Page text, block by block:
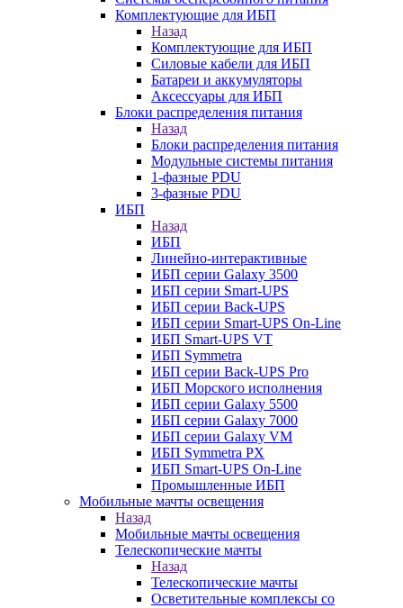
Комплектующие для ИБП
Назад
Комплектующие для ИБП
Силовые кабели для ИБП
Батареи и аккумуляторы
Аксессуары для ИБП
Блоки распределения питания
Назад
Блоки распределения питания
Модульные системы питания
1-фазные PDU
3-фазные PDU
ИБП
Назад
ИБП
Линейно-интерактивные
ИБП серии Galaxy 3500
ИБП серии Smart-UPS
ИБП серии Back-UPS
ИБП серии Smart-UPS On-Line
ИБП Smart-UPS VT
ИБП Symmetra
ИБП серии Back-UPS Pro
ИБП Морского исполнения
ИБП серии Galaxy 5500
ИБП серии Galaxy 7000
ИБП серии Galaxy VM
ИБП Symmetra PX
ИБП Smart-UPS On-Line
Промышленные ИБП
Мобильные мачты освещения
Назад
Мобильные мачты освещения
Телескопические мачты
Назад
Телескопические мачты
Осветительные комплексы со